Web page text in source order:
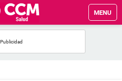
MENU